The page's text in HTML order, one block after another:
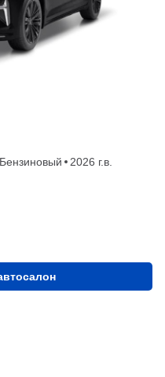
Бензиновый
2026 г.в.